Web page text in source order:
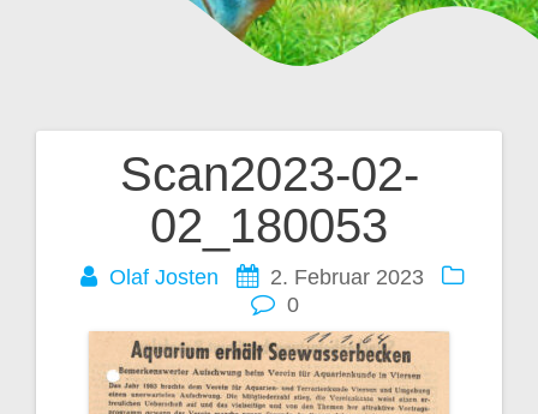
Scan2023-02-
02_180053
Olaf Josten
2. Februar 2023
0
Beitragsnavigation